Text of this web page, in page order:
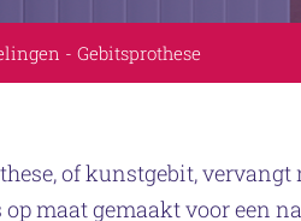
-Gebitsprothese
of kunstgebit,
op maat gemaakt voor een